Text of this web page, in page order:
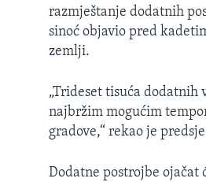
razmještanje dodatnih
sinoć objavio pred
zemlji.
„Trideset tisuća
najbržim mogućim
gradove,“ rekao je
Dodatne postrojbe ojačat